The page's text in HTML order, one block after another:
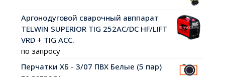
Аргонодуговой сварочный авппарат
TELWIN SUPERIOR TIG 252AC/DC HF/LIFT
VRD + TIG ACC.
по запросу
Перчатки ХБ - 3/07 ПВХ Белые (5 пар)